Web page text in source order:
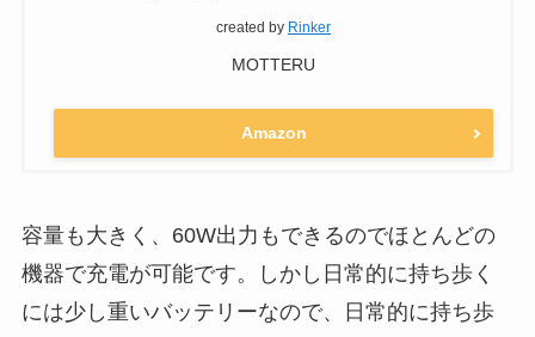
created by Rinker
MOTTERU
Amazon
容量も大きく、60W出力もできるのでほとんどの
機器で充電が可能です。しかし日常的に持ち歩く
には少し重いバッテリーなので、日常的に持ち歩